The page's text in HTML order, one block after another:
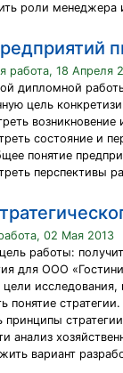
роли менеджера
работа, 18 Апреля
дипломной
цель
состояние и
понятие
перспективы
02 Мая 2013
работы:
для ООО
цели
понятие стратегии.
принципы
анализ
вариант